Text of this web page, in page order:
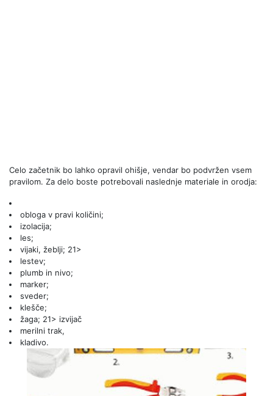
Celo začetnik bo lahko opravil ohišje, vendar bo podvržen vsem
pravilom. Za delo boste potrebovali naslednje materiale in orodja:
obloga v pravi količini;
izolacija;
les;
vijaki, žeblji; 21>
lestev;
plumb in nivo;
marker;
sveder;
klešče;
žaga; 21> izvijač
merilni trak,
kladivo.